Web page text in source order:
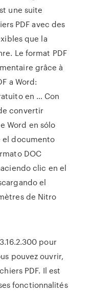
une suite
PDF avec des
que la
Le format PDF
grâce à
a Word:
en … Con
convertir
Word en sólo
el documento
DOC
clic en el
el
de Nitro
pour
pouvez ouvrir,
PDF. Il est
fonctionnalités